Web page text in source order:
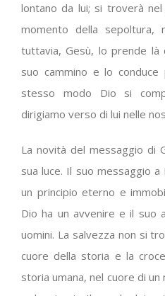
lontano da lui; si troverà
momento della sepoltura,
tuttavia, Gesù, lo prende
suo cammino e lo conduce
stesso modo Dio si
dirigiamo verso di lui nelle
La novità del messaggio di
sua luce. Il suo messaggio
un principio eterno e
Dio ha un avvenire e il suo
uomini. La salvezza non si
cuore della storia e la
storia umana, nel cuore di